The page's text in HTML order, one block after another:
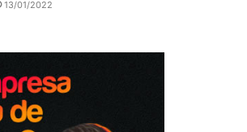
13/01/2022